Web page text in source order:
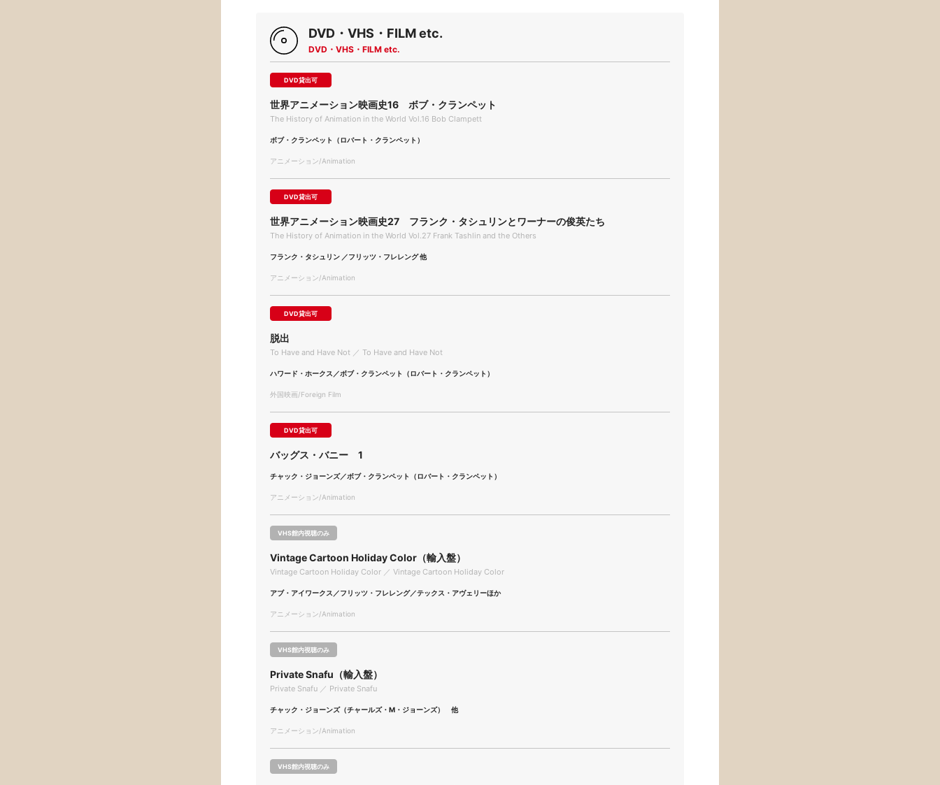
DVD・VHS・FILM etc.
DVD・VHS・FILM etc.
DVD貸出可
世界アニメーション映画史16 ボブ・クランペット
The History of Animation in the World Vol.16 Bob Clampett
ボブ・クランペット（ロバート・クランペット）
アニメーション/Animation
DVD貸出可
世界アニメーション映画史27 フランク・タシュリンとワーナーの俊英たち
The History of Animation in the World Vol.27 Frank Tashlin and the Others
フランク・タシュリン ／フリッツ・フレレング 他
アニメーション/Animation
DVD貸出可
脱出
To Have and Have Not ／ To Have and Have Not
ハワード・ホークス／ボブ・クランペット（ロバート・クランペット）
外国映画/Foreign Film
DVD貸出可
バッグス・バニー 1
チャック・ジョーンズ／ボブ・クランペット（ロバート・クランペット）
アニメーション/Animation
VHS館内視聴のみ
Vintage Cartoon Holiday Color（輸入盤）
Vintage Cartoon Holiday Color ／ Vintage Cartoon Holiday Color
アブ・アイワークス／フリッツ・フレレング／テックス・アヴェリーほか
アニメーション/Animation
VHS館内視聴のみ
Private Snafu（輸入盤）
Private Snafu ／ Private Snafu
チャック・ジョーンズ（チャールズ・M・ジョーンズ） 他
アニメーション/Animation
VHS館内視聴のみ